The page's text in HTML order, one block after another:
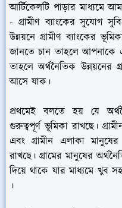
আর্টিকেলটি পাড়ার মাধ্যমে
- গ্রামীণ ব্যাংকের সুযোগ
উন্নয়নে গ্রামীণ ব্যাংকের
জানতে চান তাহলে আপনাকে
তাহলে অর্থনৈতিক উন্নয়নের
আসে যাক।
প্রথমেই বলতে হয় যে
গুরুত্বপূর্ণ ভূমিকা রাখছে।
এবং গ্রামীন এলাকা
রাখছে। গ্রামের মানুষের
দিয়ে থাকে যার মাধ্যমে খুব
।